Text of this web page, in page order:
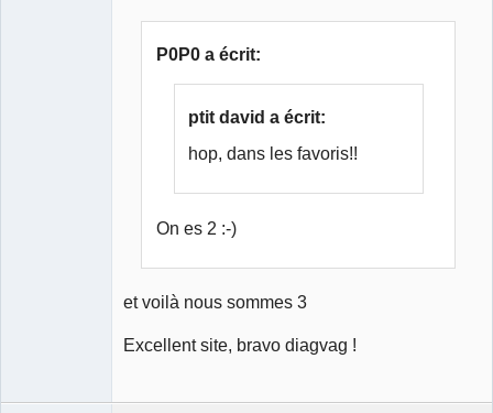
P0P0 a écrit:
ptit david a écrit:
hop, dans les favoris!!
On es 2 :-)
et voilà nous sommes 3
Excellent site, bravo diagvag !